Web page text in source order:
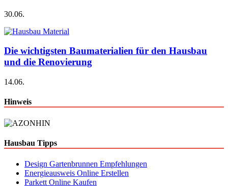
30.06.
Die wichtigsten Baumaterialien für den Hausbau
und die Renovierung
14.06.
Hinweis
Hausbau Tipps
Design Gartenbrunnen Empfehlungen
Energieausweis Online Erstellen
Parkett Online Kaufen